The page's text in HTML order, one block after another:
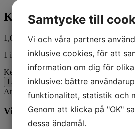
Key 45554
1,00 ink. moms
1 i lager
Key 45554 mängd
Lägg till i varukorg
Artikelnr: 30250 Kategorier:Båt, Mercury
Vill du veta mer? Ring oss:
Samtycke till
Vi och våra partners
inklusive cookies, för att
information om dig för olika
inklusive: bättre
funktionalitet, statistik och
Genom att klicka på "OK"
dessa ändamål.